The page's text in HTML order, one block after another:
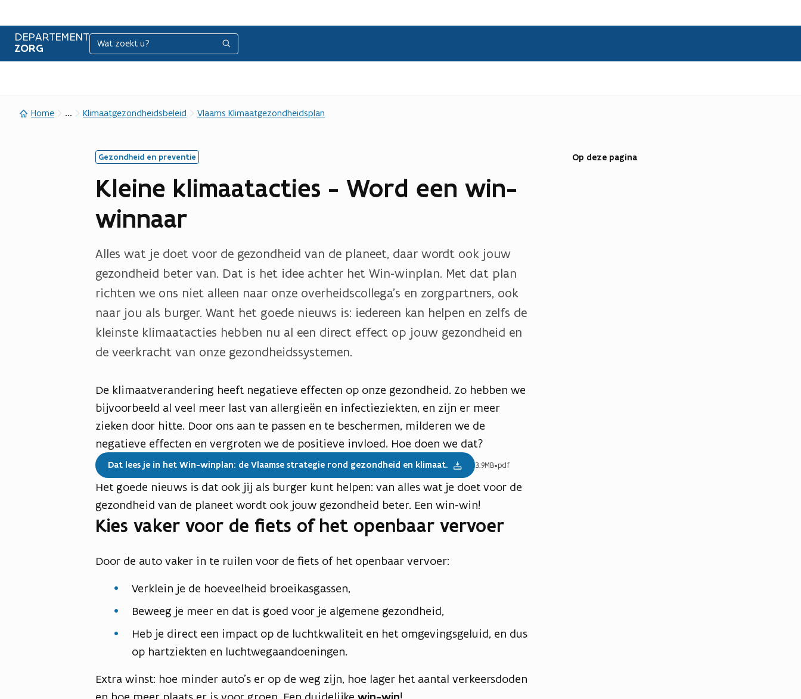
DEPARTEMENT
ZORG
Zoeken Zoeken
Home ... Klimaatgezondheidsbeleid Vlaams Klimaatgezondheidsplan
Op deze pagina
Gezondheid en preventie
Kleine klimaatacties - Word een win-
winnaar
Alles wat je doet voor de gezondheid van de planeet, daar wordt ook jouw
gezondheid beter van. Dat is het idee achter het Win-winplan. Met dat plan
richten we ons niet alleen naar onze overheidscollega’s en zorgpartners, ook
naar jou als burger. Want het goede nieuws is: iedereen kan helpen en zelfs de
kleinste klimaatacties hebben nu al een direct effect op jouw gezondheid en
de veerkracht van onze gezondheidssystemen.
De klimaatverandering heeft negatieve effecten op onze gezondheid. Zo hebben we
bijvoorbeeld al veel meer last van allergieën en infectieziekten, en zijn er meer
zieken door hitte. Door ons aan te passen en te beschermen, milderen we de
negatieve effecten en vergroten we de positieve invloed. Hoe doen we dat?
Dat lees je in het Win-winplan: de Vlaamse strategie rond gezondheid en klimaat. 3.9MB•pdf
Het goede nieuws is dat ook jij als burger kunt helpen: van alles wat je doet voor de
gezondheid van de planeet wordt ook jouw gezondheid beter. Een win-win!
Kies vaker voor de fiets of het openbaar vervoer
Door de auto vaker in te ruilen voor de fiets of het openbaar vervoer:
Verklein je de hoeveelheid broeikasgassen,
Beweeg je meer en dat is goed voor je algemene gezondheid,
Heb je direct een impact op de luchtkwaliteit en het omgevingsgeluid, en dus
op hartziekten en luchtwegaandoeningen.
Extra winst: hoe minder auto’s er op de weg zijn, hoe lager het aantal verkeersdoden